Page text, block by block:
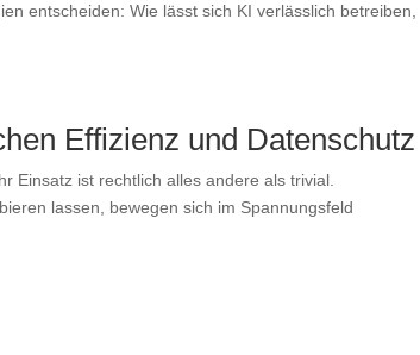
entscheiden: Wie lässt sich KI verlässlich betreiben,
Effizienz und Datenschutz
Einsatz ist rechtlich alles andere als trivial.
lassen, bewegen sich im Spannungsfeld